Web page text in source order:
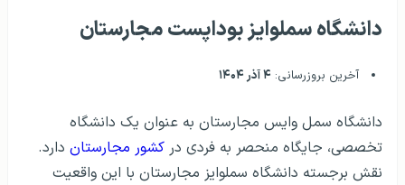
دانشگاه سملوایز بوداپست مجارستان
آخرین بروزرسانی: ۴ آذر ۱۴۰۴
دانشگاه سمل وایس مجارستان به عنوان یک دانشگاه
تخصصی، جایگاه منحصر به فردی در کشور مجارستان دارد.
نقش برجسته دانشگاه سملوایز مجارستان با این واقعیت